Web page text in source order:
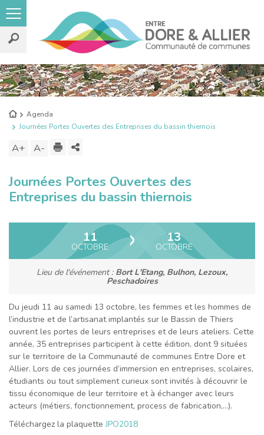
Rechercher
sur
le
site
Retour
à
Agenda
Journées Portes Ouvertes des Entreprises du bassin thiernois
A+ Augmenter
taille
du
A- Diminuer
taille
du
Imprimer
contenu
Journées Portes Ouvertes des
Entreprises du bassin thiernois
11
OCTOBRE
13
OCTOBRE
Lieu de l'événement : Bort L'Etang, Bulhon, Lezoux,
Peschadoires
Du jeudi 11 au samedi 13 octobre, les femmes et les hommes de
l’industrie et de l’artisanat implantés sur le Bassin de Thiers
ouvrent les portes de leurs entreprises et de leurs ateliers. Cette
année, 35 entreprises participent à cette édition, dont 9 situées
sur le territoire de la Communauté de communes Entre Dore et
Allier. Lors de ces journées d’immersion en entreprises, scolaires,
étudiants ou tout simplement curieux sont invités à découvrir le
tissu économique de leur territoire et à échanger avec leurs
acteurs (métiers, fonctionnement, process de fabrication,…).
Téléchargez la plaquetteJPO2018